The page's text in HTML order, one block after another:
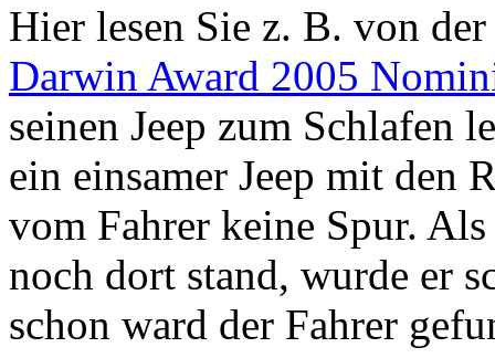
Hier lesen Sie z. B. von
Darwin Award 2005
seinen Jeep zum Schlafen
ein einsamer Jeep mit den
vom Fahrer keine Spur.
noch dort stand, wurde er
schon ward der Fahrer